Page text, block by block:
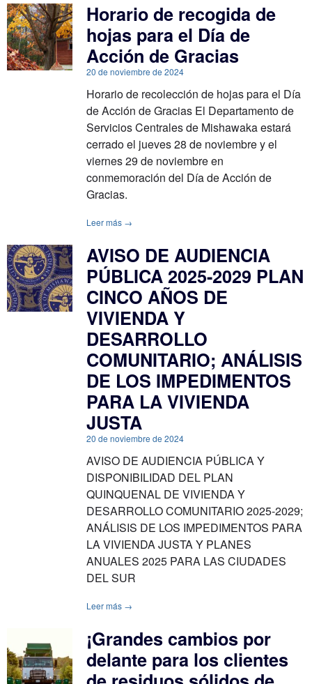
Horario de recogida de
hojas para el Día de
Acción de Gracias
20 de noviembre de 2024
Horario de recolección de hojas para el Día
de Acción de Gracias El Departamento de
Servicios Centrales de Mishawaka estará
cerrado el jueves 28 de noviembre y el
viernes 29 de noviembre en
conmemoración del Día de Acción de
Gracias.
Leer más →
AVISO DE AUDIENCIA
PÚBLICA 2025-2029 PLAN
CINCO AÑOS DE
VIVIENDA Y
DESARROLLO
COMUNITARIO; ANÁLISIS
DE LOS IMPEDIMENTOS
PARA LA VIVIENDA
JUSTA
20 de noviembre de 2024
AVISO DE AUDIENCIA PÚBLICA Y
DISPONIBILIDAD DEL PLAN
QUINQUENAL DE VIVIENDA Y
DESARROLLO COMUNITARIO 2025-2029;
ANÁLISIS DE LOS IMPEDIMENTOS PARA
LA VIVIENDA JUSTA Y PLANES
ANUALES 2025 PARA LAS CIUDADES
DEL SUR
Leer más →
¡Grandes cambios por
delante para los clientes